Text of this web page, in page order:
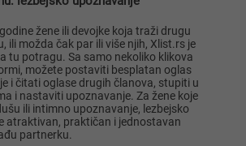
žene ili devojke koja traži drugu
ili možda čak par ili više njih, Xlist.rs je
tu potragu. Sa samo nekoliko klikova
možete postaviti besplatan oglas
i čitati oglase drugih članova, stupiti u
i nastaviti upoznavanje. Za žene koje
ili intimno upoznavanje, lezbejsko
atraktivan, praktičan i jednostavan
partnerku.